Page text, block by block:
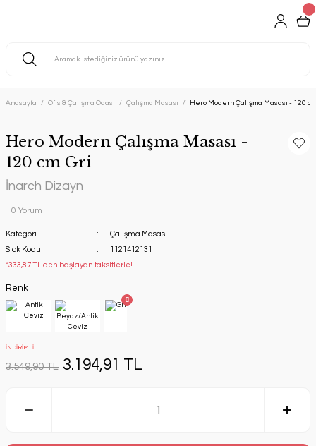
Anasayfa Ofis & Çalışma Odası Çalışma Masası Hero Modern Çalışma Masası - 120
Hero Modern Çalışma Masası -
120 cm Gri
İnarch Dizayn
0 Yorum
Kategori
Çalışma Masası
Stok Kodu
1121412131
*333,87 TL den başlayan taksitlerle!
Renk
İNDİRİMLİ
3.549,90 TL 3.194,91 TL